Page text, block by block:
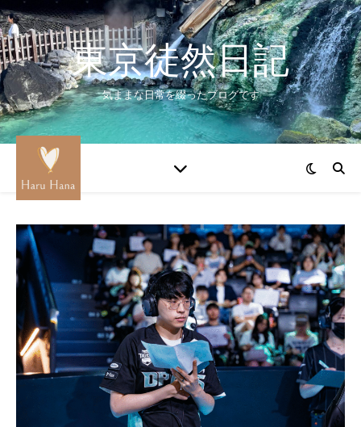
東京徒然日記
気ままな日常を綴ったブログです